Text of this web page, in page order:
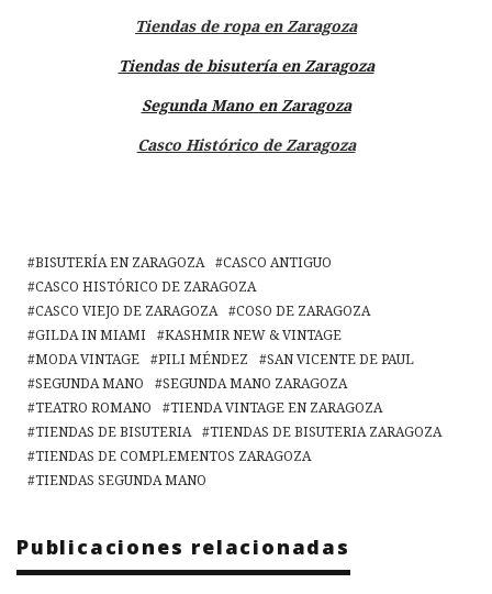
Tiendas de ropa en Zaragoza
Tiendas de bisutería en Zaragoza
Segunda Mano en Zaragoza
Casco Histórico de Zaragoza
BISUTERÍA EN ZARAGOZA
CASCO ANTIGUO
CASCO HISTÓRICO DE ZARAGOZA
CASCO VIEJO DE ZARAGOZA
COSO DE ZARAGOZA
GILDA IN MIAMI
KASHMIR NEW & VINTAGE
MODA VINTAGE
PILI MÉNDEZ
SAN VICENTE DE PAUL
SEGUNDA MANO
SEGUNDA MANO ZARAGOZA
TEATRO ROMANO
TIENDA VINTAGE EN ZARAGOZA
TIENDAS DE BISUTERIA
TIENDAS DE BISUTERIA ZARAGOZA
TIENDAS DE COMPLEMENTOS ZARAGOZA
TIENDAS SEGUNDA MANO
Publicaciones relacionadas